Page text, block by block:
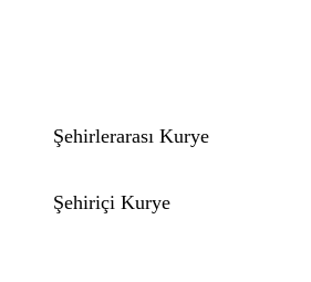
Şehirlerarası Kurye
Şehiriçi Kurye